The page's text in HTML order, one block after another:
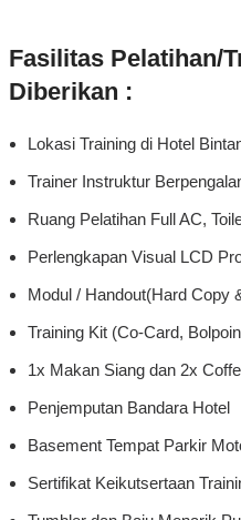
Fasilitas Pelatihan/
Diberikan :
Lokasi Training di Hotel
Trainer Instruktur
Ruang Pelatihan Full AC,
Perlengkapan Visual LCD
Modul / Handout(Hard Copy
Training Kit (Co-Card,
1x Makan Siang dan 2x
Penjemputan Bandara Hotel
Basement Tempat Parkir
Sertifikat Keikutsertaan